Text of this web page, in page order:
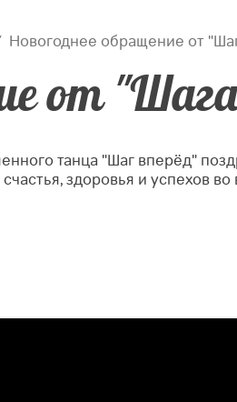
Новогоднее обращение от
от
танца "Шаг вперёд"
здоровья и успехов во